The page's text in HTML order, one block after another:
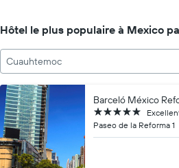
Hôtel le plus populaire à Mexico
Cuauhtemoc
Barceló México
5 étoiles
Paseo de la Reforma 1